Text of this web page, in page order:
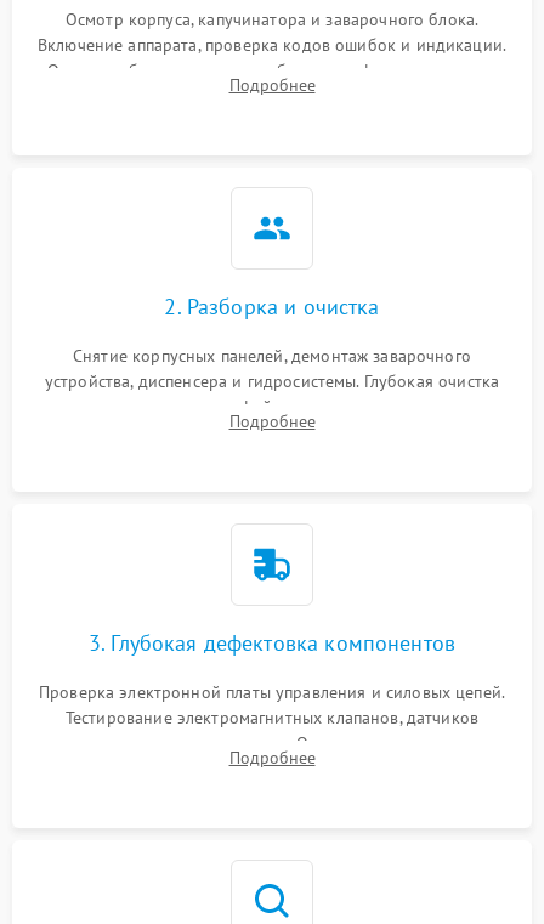
Осмотр корпуса, капучинатора и заварочного блока.
Включение аппарата, проверка кодов ошибок и индикации.
Оценка работы помпы, термоблока и кофемолки на слух.
Измерение температуры и давления воды для выявления
Подробнее
2. Разборка и очистка
Снятие корпусных панелей, демонтаж заварочного
устройства, диспенсера и гидросистемы. Глубокая очистка
внутренних узлов от кофейных масел, жмыха и накипи.
Промывка дренажных каналов и фильтров с использованием
Подробнее
3. Глубокая дефектовка компонентов
Проверка электронной платы управления и силовых цепей.
Тестирование электромагнитных клапанов, датчиков
температуры и расходомера. Оценка степени износа
жерновов кофемолки, уплотнительных колец гидросистемы
Подробнее